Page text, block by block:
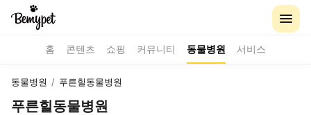
홈 콘텐츠 쇼핑 커뮤니티 동물병원 서비스
동물병원 / 푸른힐동물병원
푸른힐동물병원